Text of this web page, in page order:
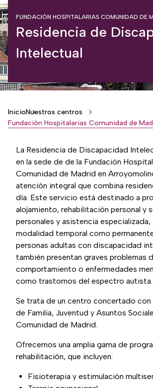
FUNDACIÓN HOSPITALARIAS COMUNIDAD DE
Residencia de
Intelectual
Breadcrumb
InicioNuestros centros
La Residencia de Discapacidad
en la sede de de la Fundación
Comunidad de Madrid en
atención integral que combina
día. Este servicio está destinado a
alojamiento, rehabilitación personal y
personales y asistencia
modalidad temporal como
personas adultas con discapacidad
también presentan graves problemas
comportamiento o enfermedades
como trastornos del espectro autista.
Se trata de un centro concertado con
de Familia, Juventud y Asuntos
Comunidad de Madrid.
Ofrecemos una amplia gama de
rehabilitación, que incluyen:
Fisioterapia y estimulación